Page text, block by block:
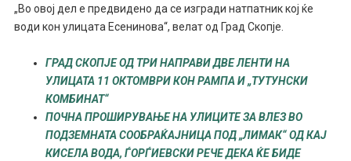
„Во овој дел е предвидено да се изгради натпатник кој ќе
води кон улицата Есенинова“, велат од Град Скопје.
ГРАД СКОПЈЕ ОД ТРИ НАПРАВИ ДВЕ ЛЕНТИ НА
УЛИЦАТА 11 ОКТОМВРИ КОН РАМПА И „ТУТУНСКИ
КОМБИНАТ“
ПОЧНА ПРОШИРУВАЊЕ НА УЛИЦИТЕ ЗА ВЛЕЗ ВО
ПОДЗЕМНАТА СООБРАЌАЈНИЦА ПОД „ЛИМАК“ ОД КАЈ
КИСЕЛА ВОДА, ЃОРЃИЕВСКИ РЕЧЕ ДЕКА ЌЕ БИДЕ